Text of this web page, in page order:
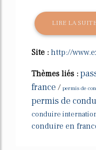
LIRE LA SUITE
Site : http://
Thèmes liés :
france / permis de
permis de
conduire
conduire en